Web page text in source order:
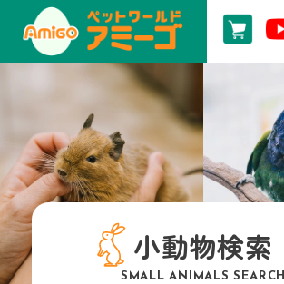
小動物検索
SMALL ANIMALS SEARCH